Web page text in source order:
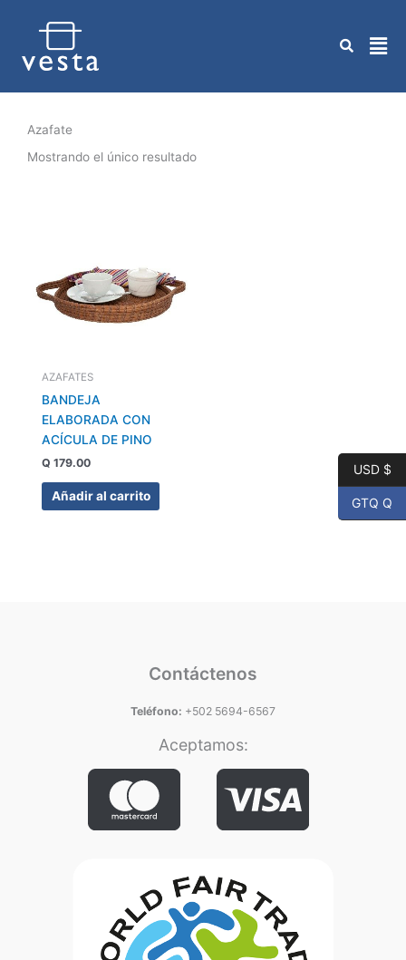
contenido
Azafate
Mostrando el único resultado
AZAFATES
BANDEJA
ELABORADA CON
ACÍCULA DE PINO
Q 179.00
Añadir al carrito
Contáctenos
Teléfono: +502 5694-6567
Aceptamos:
USD $
GTQ Q